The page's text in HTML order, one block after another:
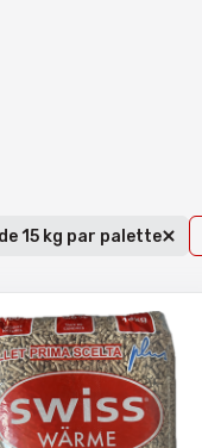
15 kg par palette